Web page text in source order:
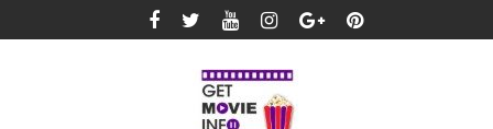
to